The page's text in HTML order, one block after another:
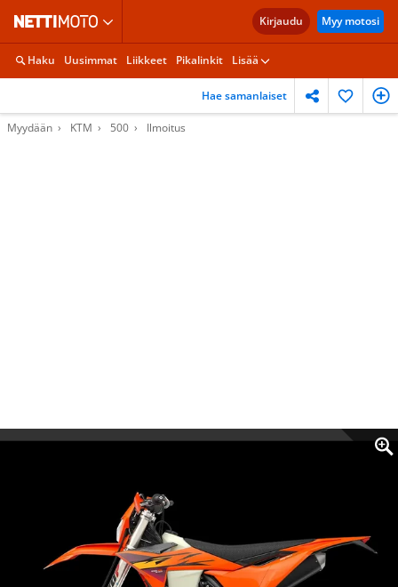
Kirjaudu Myy motosi
Haku Uusimmat Liikkeet Pikalinkit Lisää
Hae samanlaiset
Myydään KTM 500 Ilmoitus